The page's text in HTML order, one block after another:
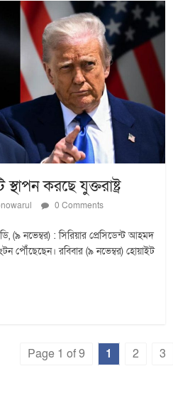
করছে যুক্তরাষ্ট্র
0 Comments
(৯ নভেম্বর) : সিরিয়ার প্রেসিডেন্ট আহমদ
পৌঁছেছেন। রবিবার (৯ নভেম্বর) হোয়াইট
Page 1 of 9 1 2 3